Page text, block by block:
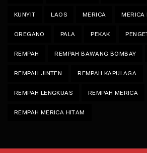
KUNYIT LAOS MERICA MERICA
OREGANO PALA PEKAK
REMPAH REMPAH BAWANG BOMBAY
REMPAH JINTEN REMPAH KAPULAGA
REMPAH LENGKUAS REMPAH MERICA
REMPAH MERICA HITAM